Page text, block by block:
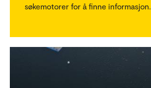
søkemotorer for å finne informasjon.